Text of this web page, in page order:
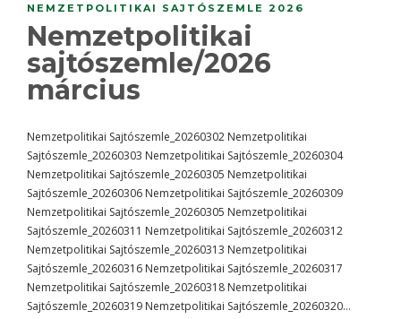
NEMZETPOLITIKAI SAJTÓSZEMLE 2026
Nemzetpolitikai
sajtószemle/2026
március
Nemzetpolitikai Sajtószemle_20260302 Nemzetpolitikai
Sajtószemle_20260303 Nemzetpolitikai Sajtószemle_20260304
Nemzetpolitikai Sajtószemle_20260305 Nemzetpolitikai
Sajtószemle_20260306 Nemzetpolitikai Sajtószemle_20260309
Nemzetpolitikai Sajtószemle_20260305 Nemzetpolitikai
Sajtószemle_20260311 Nemzetpolitikai Sajtószemle_20260312
Nemzetpolitikai Sajtószemle_20260313 Nemzetpolitikai
Sajtószemle_20260316 Nemzetpolitikai Sajtószemle_20260317
Nemzetpolitikai Sajtószemle_20260318 Nemzetpolitikai
Sajtószemle_20260319 Nemzetpolitikai Sajtószemle_20260320…